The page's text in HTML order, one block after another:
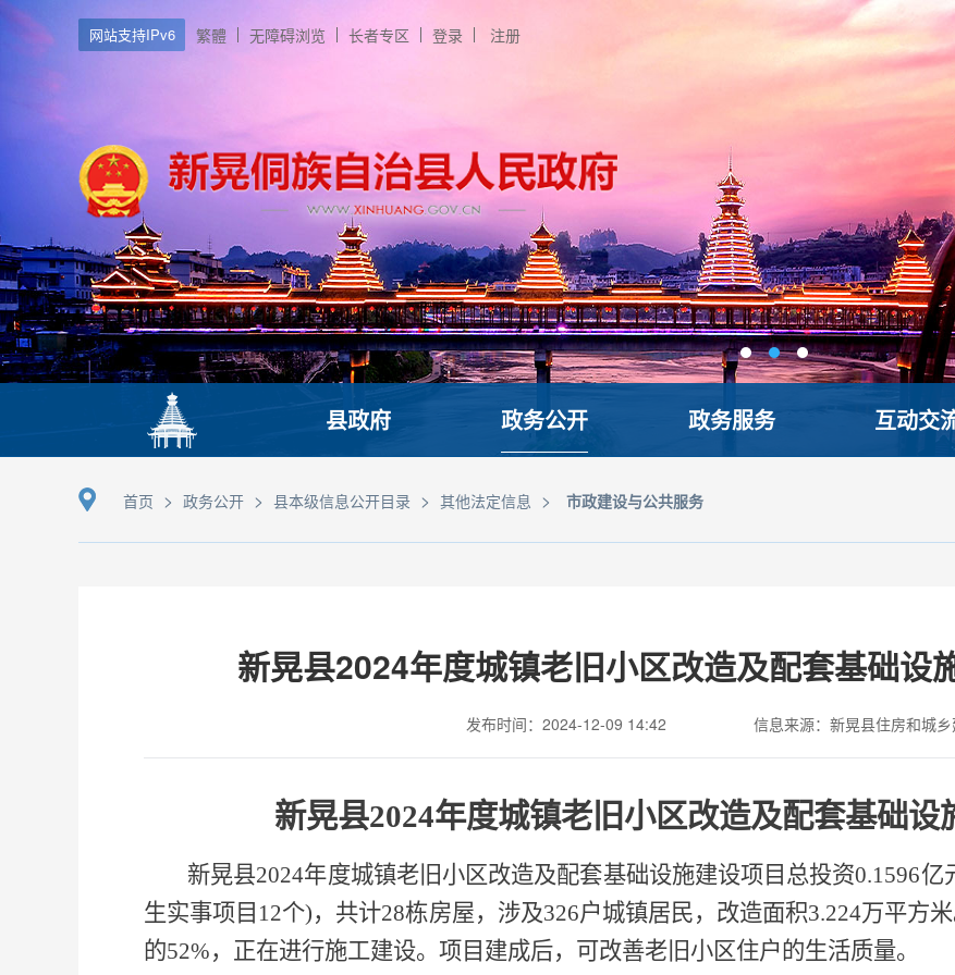
网站支持IPv6 繁體 无障碍浏览 长者专区 登录 注册
县政府 政务公开 政务服务 互动交
首页 > 政务公开 > 县本级信息公开目录 > 其他法定信息 > 市政建设与公共服务
新晃县2024年度城镇老旧小区改造及配套基础设
发布时间：2024-12-09 14:42 信息来源：新晃县住房和城
新晃县2024年度城镇老旧小区改造及配套基础设
新晃县2024年度城镇老旧小区改造及配套基础设施建设项目总投资0.1596
生实事项目12个)，共计28栋房屋，涉及326户城镇居民，改造面积3.224万平方
的52%，正在进行施工建设。项目建成后，可改善老旧小区住户的生活质量。